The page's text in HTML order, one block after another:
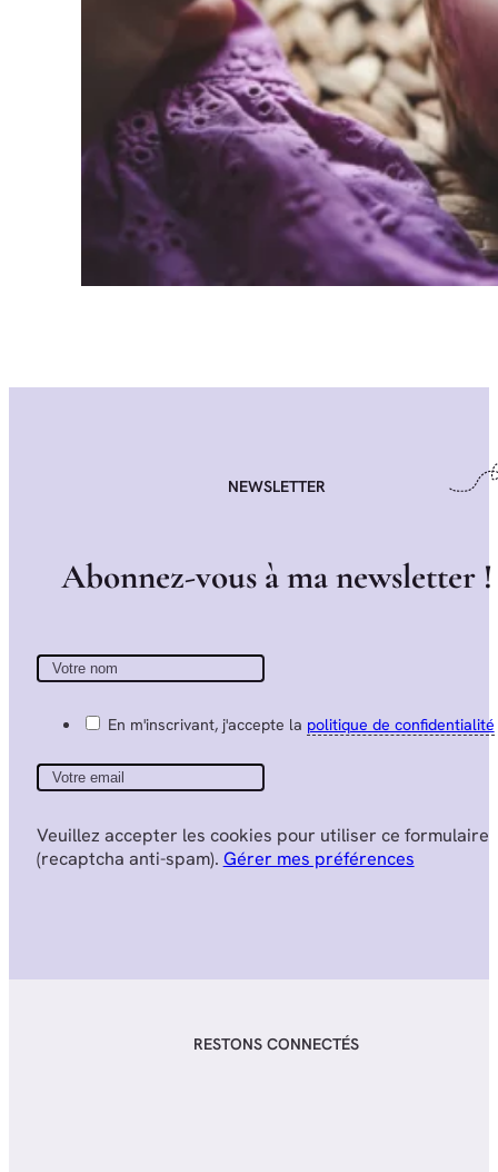
NEWSLETTER
Abonnez-vous àmanewsletter !
En m'inscrivant, j'accepte la politique de confidentialité
Veuillez accepter les cookies pour utiliser ce formulaire
(recaptcha anti-spam). Gérer mes préférences
RESTONS CONNECTÉS